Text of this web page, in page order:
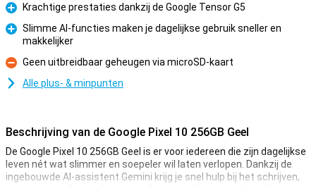
Pluspunt
Krachtige prestaties dankzij de Google Tensor G5
Pluspunt
Slimme AI-functies maken je dagelijkse gebruik sneller en
makkelijker
Minpunt
Geen uitbreidbaar geheugen via microSD-kaart
Alle plus- & minpunten
Beschrijving van de Google Pixel 10 256GB Geel
De Google Pixel 10 256GB Geel is er voor iedereen die zijn dagelijkse
leven nét wat slimmer en soepeler wil laten verlopen. Dankzij de
ingebouwde AI-assistent Gemini krijg je snel hulp bij het schrijven,